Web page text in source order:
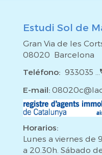
Estudi Sol de
Gran Via de les
08020 Barcelona
Teléfono: 933035 ...
E-mail:
Horarios:
Lunes a viernes de
a 20.30h. Sábado